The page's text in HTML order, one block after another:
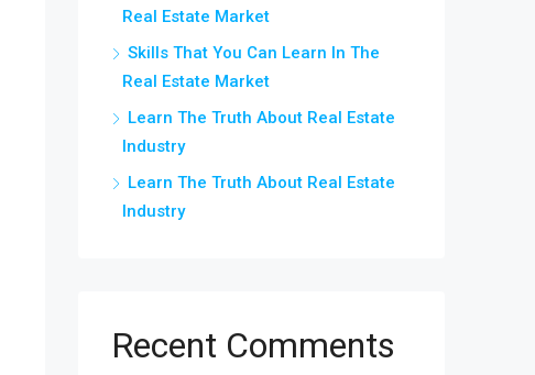
Real Estate Market
Skills That You Can Learn In The
Real Estate Market
Learn The Truth About Real Estate
Industry
Learn The Truth About Real Estate
Industry
Recent Comments